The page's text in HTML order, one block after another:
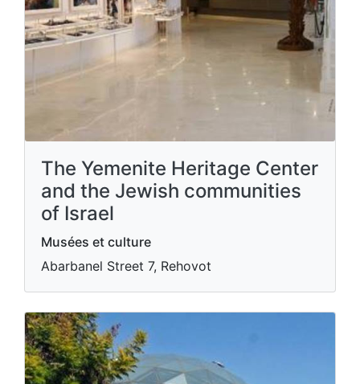
The Yemenite Heritage Center
and the Jewish communities
of Israel
Musées et culture
Abarbanel Street 7, Rehovot